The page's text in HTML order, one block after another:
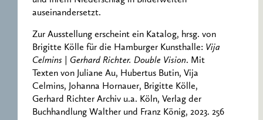
auseinandersetzt.
Zur Ausstellung erscheint ein Katalog, hrsg. von
Brigitte Kölle für die Hamburger Kunsthalle: Vija
Celmins | Gerhard Richter. Double Vision. Mit
Texten von Juliane Au, Hubertus Butin, Vija
Celmins, Johanna Hornauer, Brigitte Kölle,
Gerhard Richter Archiv u.a. Köln, Verlag der
Buchhandlung Walther und Franz König, 2023. 256